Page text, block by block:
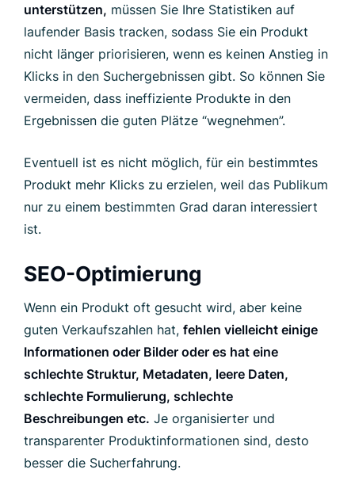
unterstützen, müssen Sie Ihre Statistiken auf
laufender Basis tracken, sodass Sie ein Produkt
nicht länger priorisieren, wenn es keinen Anstieg in
Klicks in den Suchergebnissen gibt. So können Sie
vermeiden, dass ineffiziente Produkte in den
Ergebnissen die guten Plätze “wegnehmen”.
Eventuell ist es nicht möglich, für ein bestimmtes
Produkt mehr Klicks zu erzielen, weil das Publikum
nur zu einem bestimmten Grad daran interessiert
ist.
SEO-Optimierung
Wenn ein Produkt oft gesucht wird, aber keine
guten Verkaufszahlen hat, fehlen vielleicht einige
Informationen oder Bilder oder es hat eine
schlechte Struktur, Metadaten, leere Daten,
schlechte Formulierung, schlechte
Beschreibungen etc. Je organisierter und
transparenter Produktinformationen sind, desto
besser die Sucherfahrung.